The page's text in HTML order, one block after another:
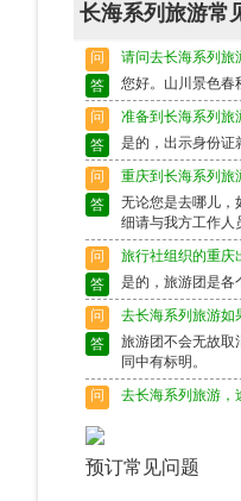
长海系列旅游常
问
请问去长海系列旅
答
您好。山川景色春
问
准备到长海系列旅
答
是的，出示身份证
问
重庆到长海系列旅
答
无论您是去哪儿，
细请与我方工作人
问
旅行社组织的重庆
答
是的，旅游团是各
问
去长海系列旅游如
答
旅游团不会无故取
同中有标明。
问
去长海系列旅游，
答
问
去长海系列旅游途
预订常见问题